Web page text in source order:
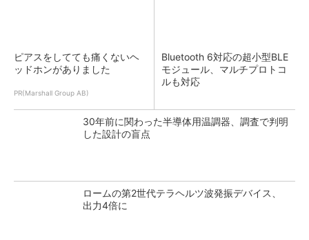
ピアスをしてても痛くないヘ
ッドホンがありました
PR(Marshall Group AB)
Bluetooth 6対応の超小型BLE
モジュール、マルチプロトコ
ルも対応
30年前に関わった半導体用温調器、調査で判明
した設計の盲点
ロームの第2世代テラヘルツ波発振デバイス、
出力4倍に